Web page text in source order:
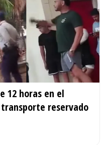
12 horas en el
reservado